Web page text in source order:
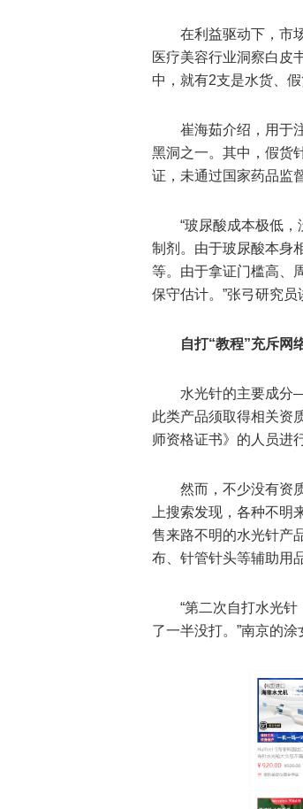
在利益驱动下，市
医疗美容行业洞察白皮
中，就有2支是水货、假
崔海茹介绍，用于
黑洞之一。其中，假货
证，未通过国家药品监
“玻尿酸成本极低
制剂。由于玻尿酸本身
等。由于拿证门槛高、
保守估计。”张弓研究员
自打“教程”充斥网
水光针的主要成分
此类产品须取得相关资
师资格证书》的人员进
然而，不少没有资
上搜索发现，各种不
售来路不明的水光针产
布、针管针头等辅助用
“第二次自打水光
了一半没打。”南京的